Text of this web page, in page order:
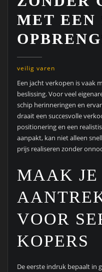
MET EEN
veilig varen
Een jacht verkopen is vaak
beslissing. Voor veel
schip herinneringen en
draait een succesvolle
positionering en een
aanpakt, kan niet alleen
prijs realiseren zonder
MAAK JE
VOOR
KOPERS
De eerste indruk bepaalt in